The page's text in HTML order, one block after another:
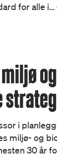
for alle i…
og
i
miljø- og
30 år